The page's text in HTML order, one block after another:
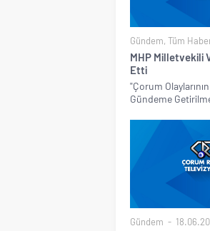
Gündem, Tüm
MHP Milletvekili
Etti
"Çorum
Gündeme
Gündem